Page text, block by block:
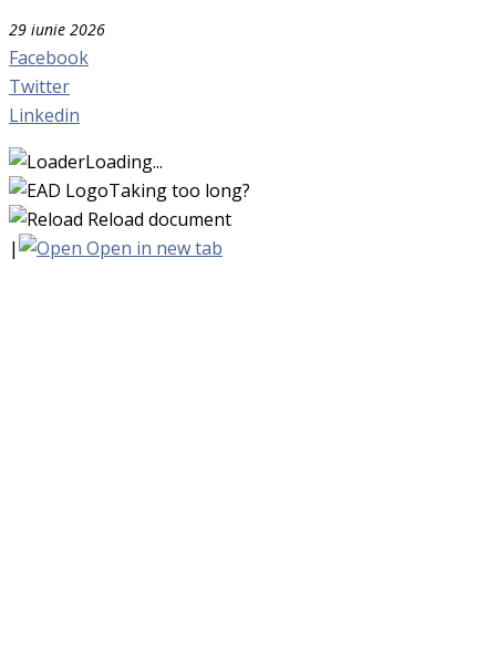
29 iunie 2026
Facebook
Twitter
Linkedin
Loading...
Taking too long?
Reload document
|
Open in new tab